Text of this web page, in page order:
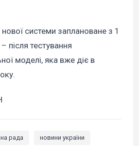
системи заплановане з 1
після тестування
моделі, яка вже діє в
рада новини україни